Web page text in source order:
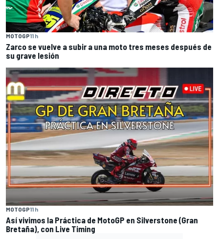
MOTOGP11 h
Zarco se vuelve a subir a una moto tres meses después de
su grave lesión
MOTOGP11 h
Así vivimos la Práctica de MotoGP en Silverstone (Gran
Bretaña), con Live Timing